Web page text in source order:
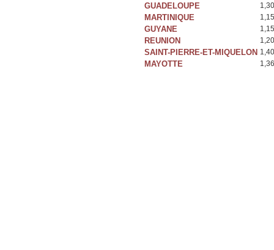
GUADELOUPE
MARTINIQUE
GUYANE
REUNION
SAINT-PIERRE-ET-MIQUELON
MAYOTTE